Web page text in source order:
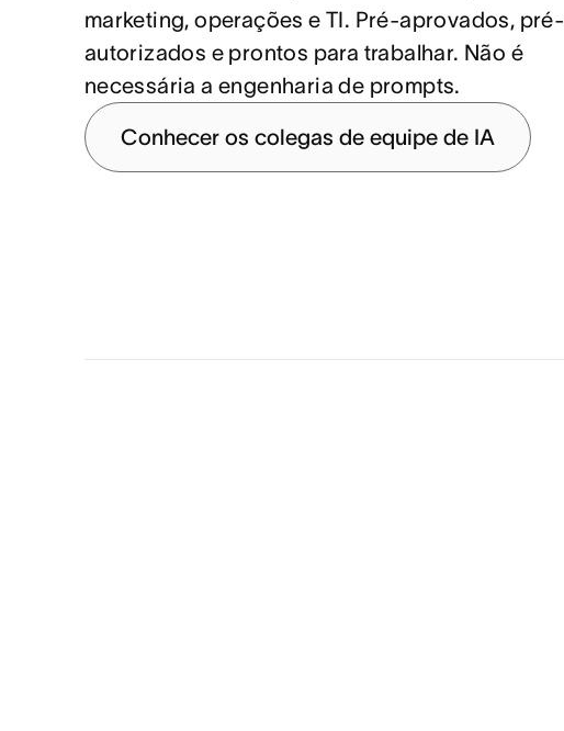
marketing, operações e TI. Pré-aprovados, pré-
autorizados e prontos para trabalhar. Não é
necessária a engenharia de prompts.
Conhecer os colegas de equipe de IA